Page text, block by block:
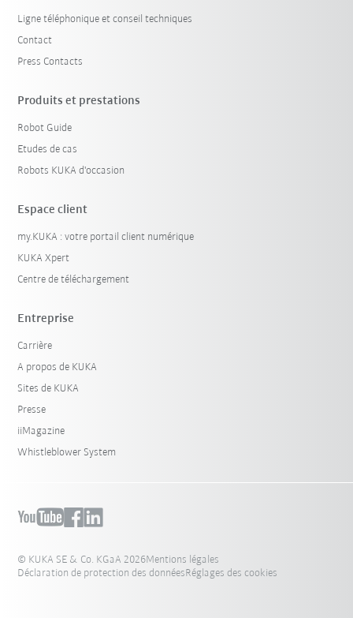
Ligne téléphonique et conseil techniques
Contact
Press Contacts
Produits et prestations
Robot Guide
Etudes de cas
Robots KUKA d'occasion
Espace client
my.KUKA : votre portail client numérique
KUKA Xpert
Centre de téléchargement
Entreprise
Carrière
A propos de KUKA
Sites de KUKA
Presse
iiMagazine
Whistleblower System
© KUKA SE & Co. KGaA 2026Mentions légales
Déclaration de protection des données Réglages des cookies